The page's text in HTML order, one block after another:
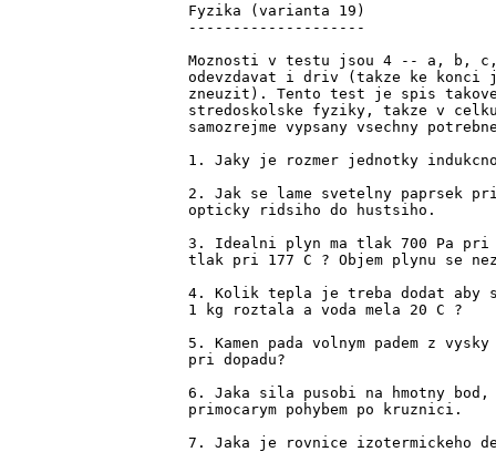
Fyzika (varianta 19)
--------------------
Moznosti v testu jsou 4 -- a, b, c,
odevzdavat i driv (takze ke konci
zneuzit). Tento test je spis
stredoskolske fyziky, takze v
samozrejme vypsany vsechny
1. Jaky je rozmer jednotky
2. Jak se lame svetelny paprsek
opticky ridsiho do hustsiho.
3. Idealni plyn ma tlak 700 Pa pri
tlak pri 177 C ? Objem plynu se
4. Kolik tepla je treba dodat aby
1 kg roztala a voda mela 20 C ?
5. Kamen pada volnym padem z
pri dopadu?
6. Jaka sila pusobi na hmotny bod,
primocarym pohybem po kruznici.
7. Jaka je rovnice izotermickeho